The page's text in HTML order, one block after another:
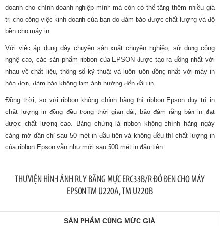
doanh cho chính doanh nghiệp mình mà còn có thể tăng thêm nhiều giá
trị cho công việc kinh doanh của bạn do đảm bảo được chất lượng và độ
bền cho máy in.
Với việc áp dụng dây chuyền sản xuất chuyên nghiệp, sử dụng công
nghệ cao, các sản phẩm ribbon của EPSON được tạo ra đồng nhất với
nhau về chất liệu, thông số kỹ thuật và luôn luôn đồng nhất với máy in
hóa đơn, đảm bảo không làm ảnh hưởng đến đầu in.
Đồng thời, so với ribbon không chính hãng thì ribbon Epson duy trì in
chất lượng in đồng đều trong thời gian dài, bảo đảm rằng bản in đạt
được chất lượng cao. Bằng chứng là ribbon không chính hãng ngày
càng mờ dần chỉ sau 50 mét in đầu tiên và không đều thì chất lượng in
của ribbon Epson vẫn như mới sau 500 mét in đầu tiên
THƯ VIỆN HÌNH ẢNH RUY BĂNG MỰC ERC38B/R ĐỎ ĐEN CHO MÁY
EPSON TM U220A, TM U220B
SẢN PHẨM CÙNG MỨC GIÁ